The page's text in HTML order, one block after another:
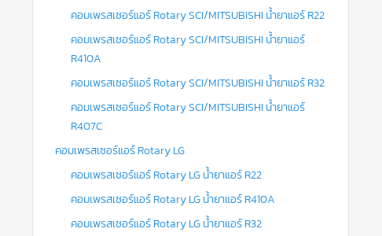
คอมเพรสเซอร์แอร์ Rotary SCI/MITSUBISHI น้ำยาแอร์ R22
คอมเพรสเซอร์แอร์ Rotary SCI/MITSUBISHI น้ำยาแอร์
R410A
คอมเพรสเซอร์แอร์ Rotary SCI/MITSUBISHI น้ำยาแอร์ R32
คอมเพรสเซอร์แอร์ Rotary SCI/MITSUBISHI น้ำยาแอร์
R407C
คอมเพรสเซอร์แอร์ Rotary LG
คอมเพรสเซอร์แอร์ Rotary LG น้ำยาแอร์ R22
คอมเพรสเซอร์แอร์ Rotary LG น้ำยาแอร์ R410A
คอมเพรสเซอร์แอร์ Rotary LG น้ำยาแอร์ R32